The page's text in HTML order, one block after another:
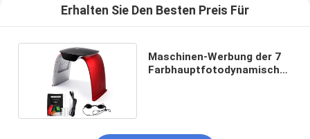
Erhalten Sie Den Besten Preis Für
Maschinen-Werbung der 7
Farbhauptfotodynamischen